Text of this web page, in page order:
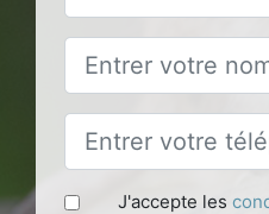
J'accepte les